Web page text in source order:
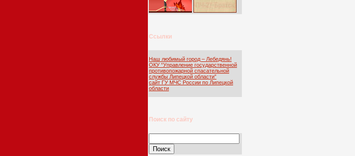
Ссылки
Наш любимый город – Лебедянь!
ОКУ “Управление государственной
противопожарной спасательной
службы Липецкой области”
сайт ГУ МЧС России по Липецкой
области
Поиск по сайту
Найти: